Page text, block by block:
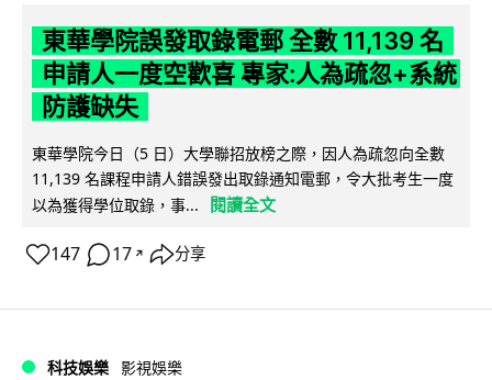
東華學院誤發取錄電郵 全數 11,139 名
申請人一度空歡喜 專家:人為疏忽+系統
防護缺失
東華學院今日（5 日）大學聯招放榜之際，因人為疏忽向全數
11,139 名課程申請人錯誤發出取錄通知電郵，令大批考生一度
以為獲得學位取錄，事...
閱讀全文
147 17 ↗ 分享
科技娛樂 影視娛樂